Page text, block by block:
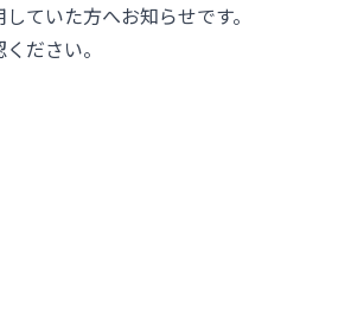
ていた方へお知らせです。
ださい。